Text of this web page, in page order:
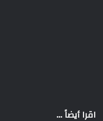
اقرا أيضاً ...